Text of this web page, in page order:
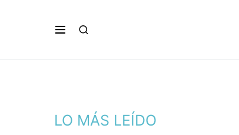
LO MÁS LEÍDO